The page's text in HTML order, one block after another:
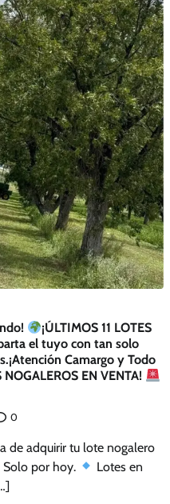
¡ÚLTIMOS 11 LOTES
el tuyo con tan solo
Camargo y Todo
NOGALEROS EN VENTA!
0
de adquirir tu lote nogalero
por hoy.
Lotes en